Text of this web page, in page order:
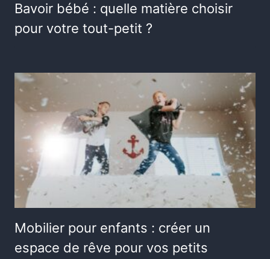
Bavoir bébé : quelle matière choisir
pour votre tout-petit ?
Mobilier pour enfants : créer un
espace de rêve pour vos petits